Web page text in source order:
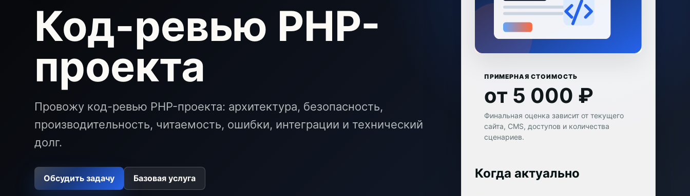
Код-ревью PHP-
проекта
Провожу код-ревью PHP-проекта: архитектура, безопасность,
производительность, читаемость, ошибки, интеграции и технический
долг.
Обсудить задачу Базовая услуга
ПРИМЕРНАЯ СТОИМОСТЬ
от 5 000 ₽
Финальная оценка зависит от текущего
сайта, CMS, доступов и количества
сценариев.
Когда актуально